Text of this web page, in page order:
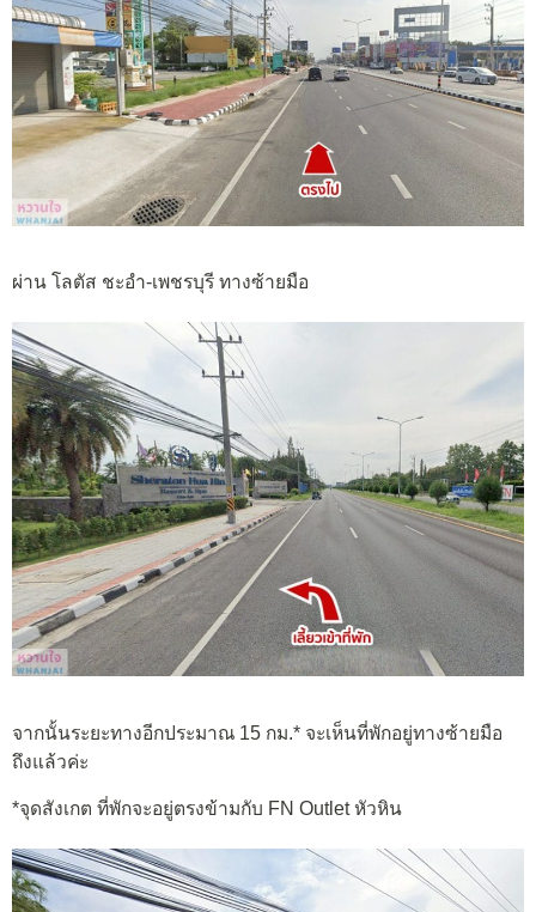
ผ่าน โลตัส ชะอำ-เพชรบุรี ทางซ้ายมือ
จากนั้นระยะทางอีกประมาณ 15 กม.* จะเห็นที่พักอยู่ทางซ้ายมือ
ถึงแล้วค่ะ
*จุดสังเกต ที่พักจะอยู่ตรงข้ามกับ FN Outlet หัวหิน